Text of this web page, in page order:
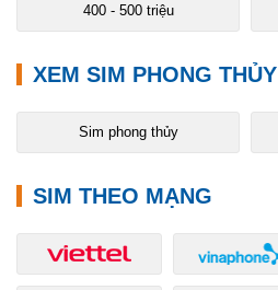
400 - 500 triệu
XEM SIM PHONG THỦY
Sim phong thủy
SIM THEO MẠNG